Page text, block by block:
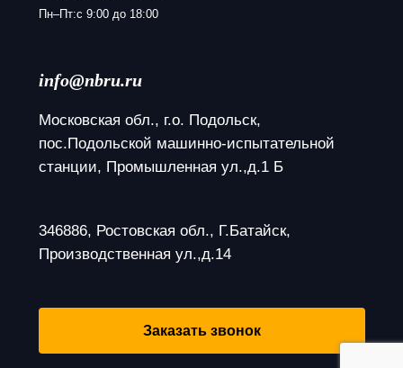
Пн–Пт:с 9:00 до 18:00
info@nbru.ru
Московская обл., г.о. Подольск,
пос.Подольской машинно-испытательной
станции, Промышленная ул.,д.1 Б
346886, Ростовская обл., Г.Батайск,
Производственная ул.,д.14
Заказать звонок